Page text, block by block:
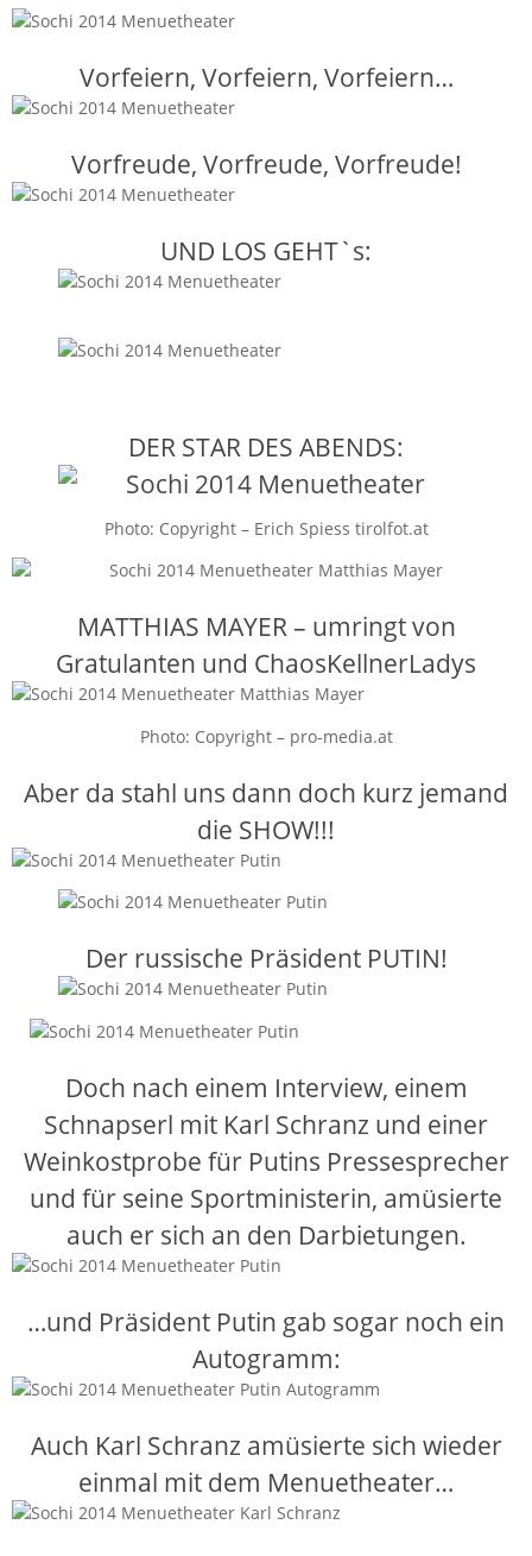
Vorfeiern, Vorfeiern, Vorfeiern…
Vorfreude, Vorfreude, Vorfreude!
UND LOS GEHT`s:
DER STAR DES ABENDS:
Photo: Copyright – Erich Spiess tirolfot.at
MATTHIAS MAYER – umringt von
Gratulanten und ChaosKellnerLadys
Photo: Copyright – pro-media.at
Aber da stahl uns dann doch kurz jemand
die SHOW!!!
Der russische Präsident PUTIN!
Doch nach einem Interview, einem
Schnapserl mit Karl Schranz und einer
Weinkostprobe für Putins Pressesprecher
und für seine Sportministerin, amüsierte
auch er sich an den Darbietungen.
…und Präsident Putin gab sogar noch ein
Autogramm:
Auch Karl Schranz amüsierte sich wieder
einmal mit dem Menuetheater…